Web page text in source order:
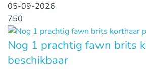
05-09-2026
750
Nog 1 prachtig fawn brits
beschikbaar